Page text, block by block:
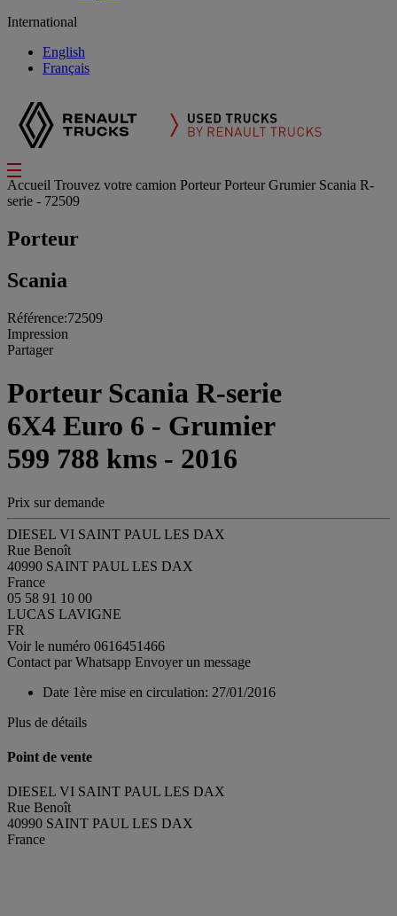
International
English
Français
Accueil Trouvez votre camion PorteurPorteur Grumier Scania R-
serie - 72509
Porteur
Scania
Référence:72509
Impression
Partager
Porteur Scania R-serie
6X4 Euro 6 - Grumier
599 788 kms - 2016
Prix sur demande
DIESEL VI SAINT PAUL LES DAX
Rue Benoît
40990 SAINT PAUL LES DAX
France
05 58 91 10 00
LUCAS LAVIGNE
FR
Voir le numéro 0616451466
Contact par Whatsapp Envoyer un message
Date 1ère mise en circulation: 27/01/2016
Plus de détails
Point de vente
DIESEL VI SAINT PAUL LES DAX
Rue Benoît
40990 SAINT PAUL LES DAX
France